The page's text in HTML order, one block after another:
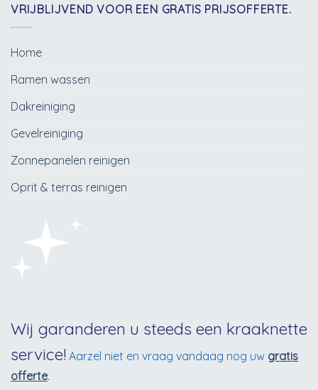
VRIJBLIJVEND VOOR EEN GRATIS PRIJSOFFERTE.
Home
Ramen wassen
Dakreiniging
Gevelreiniging
Zonnepanelen reinigen
Oprit & terras reinigen
Wij garanderen u steeds een kraaknette
service! Aarzel niet en vraag vandaag nog uw gratis
offerte.